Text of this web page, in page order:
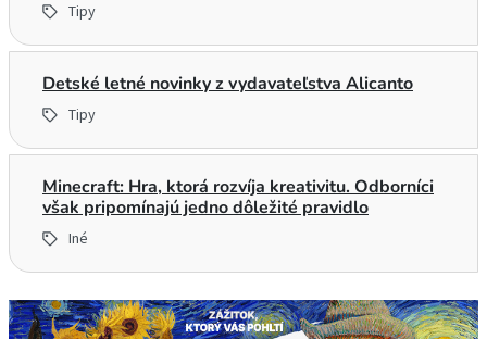
Tipy
Detské letné novinky z vydavateľstva Alicanto
Tipy
Minecraft: Hra, ktorá rozvíja kreativitu. Odborníci
však pripomínajú jedno dôležité pravidlo
Iné